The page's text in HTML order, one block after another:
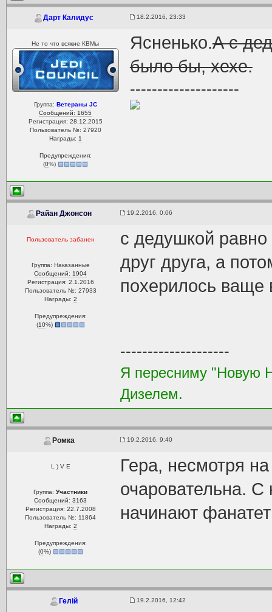
Дарт Калидус 18.2.2016, 23:33
Не то что всякие КВМы
Группа: Ветераны JC
Сообщений: 1655
Регистрация: 28.12.2015
Пользователь №: 27920
Награды: 1
Предупреждения:
(0%)
Ясненько.А с
было бы, хехе.
--------------------
Райан Джонсон 19.2.2016, 0:06
Пользователь забанен
Группа: Наказанные
Сообщений: 1904
Регистрация: 2.1.2016
Пользователь №: 27933
Награды: 2
Предупреждения:
(10%)
с дедушкой равно
друг друга, а
похерилось ваще
--------------------
Я пересниму "Новую
Дизелем.
Ромка 19.2.2016, 9:40
L ) V E
Группа:Участники
Сообщений: 3163
Регистрация: 22.7.2008
Пользователь №: 11864
Награды: 2
Предупреждения:
(0%)
Гера, несмотря
очаровательна.
начинают
Гелій 19.2.2016, 12:42